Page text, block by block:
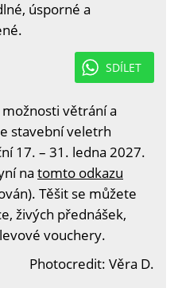
úsporné a
SDÍLET
větrání a
stavební veletrh
17. – 31. ledna 2027.
na tomto odkazu
Těšit se můžete
živých přednášek,
vouchery.
Photocredit: Věra D.